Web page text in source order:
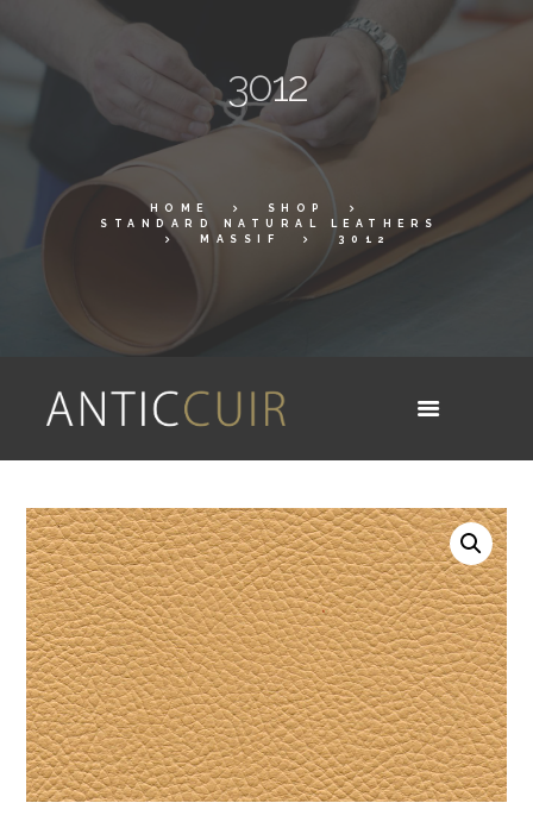
3012
HOME
SHOP
STANDARD NATURAL LEATHERS
MASSIF
3012